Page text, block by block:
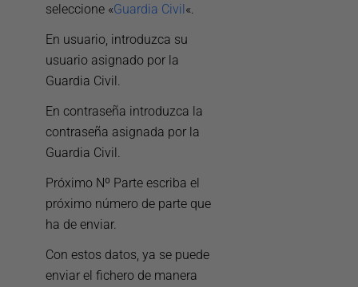
seleccione «Guardia Civil«.
En usuario, introduzca su
usuario asignado por la
Guardia Civil.
En contraseña introduzca la
contraseña asignada por la
Guardia Civil.
Próximo Nº Parte escriba el
próximo número de parte que
ha de enviar.
Con estos datos, ya se puede
enviar el fichero de manera